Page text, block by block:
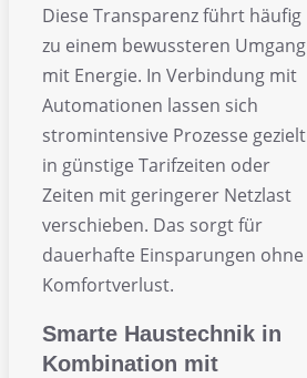
Diese Transparenz führt häufig
zu einem bewussteren Umgang
mit Energie. In Verbindung mit
Automationen lassen sich
stromintensive Prozesse gezielt
in günstige Tarifzeiten oder
Zeiten mit geringerer Netzlast
verschieben. Das sorgt für
dauerhafte Einsparungen ohne
Komfortverlust.
Smarte Haustechnik in
Kombination mit